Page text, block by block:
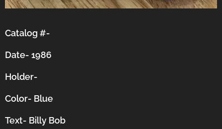
Catalog #-
Date- 1986
Holder-
Color- Blue
Text- Billy Bob